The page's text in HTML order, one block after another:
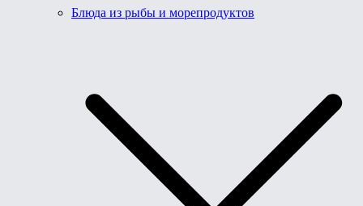
Блюда из рыбы и морепродуктов